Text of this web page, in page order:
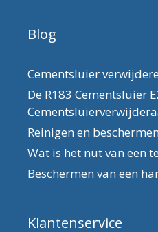
Blog
Cementsluier
De R183 Cementsluier
Reinigen en
Wat is het nut van een
Beschermen van een
Klantenservice